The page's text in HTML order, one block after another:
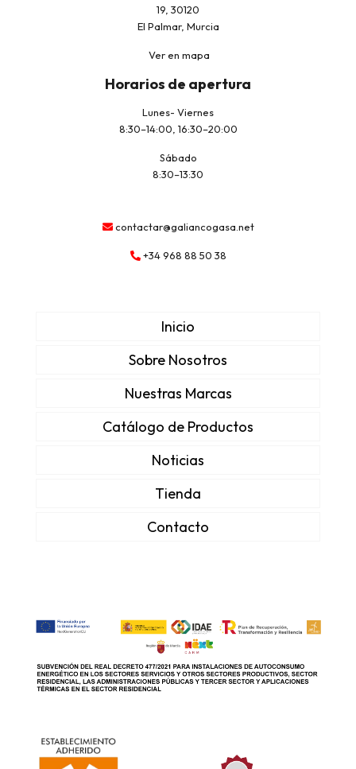
19, 30120
El Palmar, Murcia
Ver en mapa
Horarios de apertura
Lunes- Viernes
8:30–14:00, 16:30–20:00
Sábado
8:30–13:30
contactar@galiancogasa.net
+34 968 88 50 38
Inicio
Sobre Nosotros
Nuestras Marcas
Catálogo de Productos
Noticias
Tienda
Contacto